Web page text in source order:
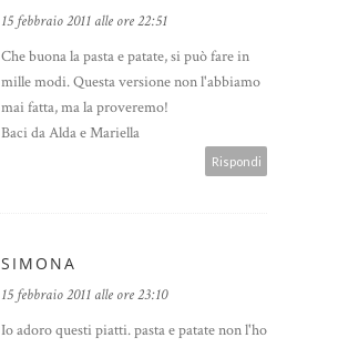
15 febbraio 2011 alle ore 22:51
Che buona la pasta e patate, si può fare in
mille modi. Questa versione non l'abbiamo
mai fatta, ma la proveremo!
Baci da Alda e Mariella
Rispondi
SIMONA
15 febbraio 2011 alle ore 23:10
Io adoro questi piatti. pasta e patate non l'ho